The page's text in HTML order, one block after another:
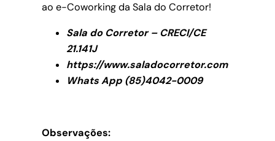
ao e-Coworking da Sala do Corretor!
Sala do Corretor – CRECI/CE
21.141J
https://www.saladocorretor.com
Whats App (85)4042-0009
Observações: